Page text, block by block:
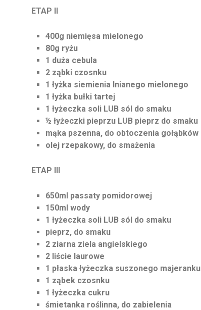
ETAP II
400g niemięsa mielonego
80g ryżu
1 duża cebula
2 ząbki czosnku
1 łyżka siemienia lnianego mielonego
1 łyżka bułki tartej
1 łyżeczka soli LUB sól do smaku
½ łyżeczki pieprzu LUB pieprz do smaku
mąka pszenna, do obtoczenia gołąbków
olej rzepakowy, do smażenia
ETAP III
650ml passaty pomidorowej
150ml wody
1 łyżeczka soli LUB sól do smaku
pieprz, do smaku
2 ziarna ziela angielskiego
2 liście laurowe
1 płaska łyżeczka suszonego majeranku
1 ząbek czosnku
1 łyżeczka cukru
śmietanka roślinna, do zabielenia